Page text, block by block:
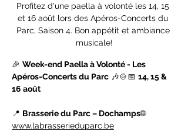
Profitez d'une paella à volonté les 14, 15
et 16 août lors des Apéros-Concerts du
Parc, Saison 4. Bon appétit et ambiance
musicale!
🎉 Week-end Paella à Volonté - Les
Apéros-Concerts du Parc 🎶🍲📅 14, 15 &
16 août
📍 Brasserie du Parc – Dochamps🌐
www.labrasserieduparc.be